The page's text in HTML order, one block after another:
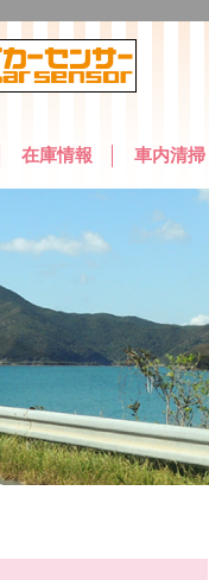
在庫情報 車内清掃